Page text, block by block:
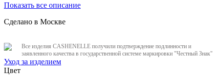
Показать все описание
Сделано в Москве
Все изделия CASHENELLE получили подтверждение подлинности и
заявленного качества в государственной системе маркировки "Честный Знак"
Уход за изделием
Цвет